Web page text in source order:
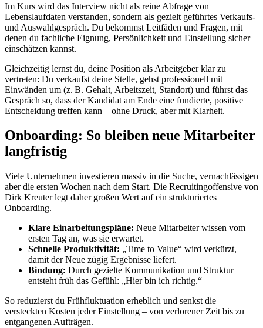
Im Kurs wird das Interview nicht als reine Abfrage von
Lebenslaufdaten verstanden, sondern als gezielt geführtes Verkaufs-
und Auswahlgespräch. Du bekommst Leitfäden und Fragen, mit
denen du fachliche Eignung, Persönlichkeit und Einstellung sicher
einschätzen kannst.
Gleichzeitig lernst du, deine Position als Arbeitgeber klar zu
vertreten: Du verkaufst deine Stelle, gehst professionell mit
Einwänden um (z. B. Gehalt, Arbeitszeit, Standort) und führst das
Gespräch so, dass der Kandidat am Ende eine fundierte, positive
Entscheidung treffen kann – ohne Druck, aber mit Klarheit.
Onboarding: So bleiben neue Mitarbeiter
langfristig
Viele Unternehmen investieren massiv in die Suche, vernachlässigen
aber die ersten Wochen nach dem Start. Die Recruitingoffensive von
Dirk Kreuter legt daher großen Wert auf ein strukturiertes
Onboarding.
Klare Einarbeitungspläne: Neue Mitarbeiter wissen vom
ersten Tag an, was sie erwartet.
Schnelle Produktivität: „Time to Value“ wird verkürzt,
damit der Neue zügig Ergebnisse liefert.
Bindung: Durch gezielte Kommunikation und Struktur
entsteht früh das Gefühl: „Hier bin ich richtig.“
So reduzierst du Frühfluktuation erheblich und senkst die
versteckten Kosten jeder Einstellung – von verlorener Zeit bis zu
entgangenen Aufträgen.